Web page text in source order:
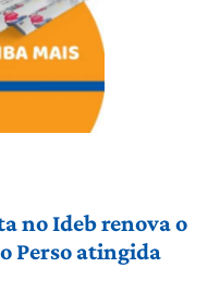
no Ideb renova o
Perso atingida